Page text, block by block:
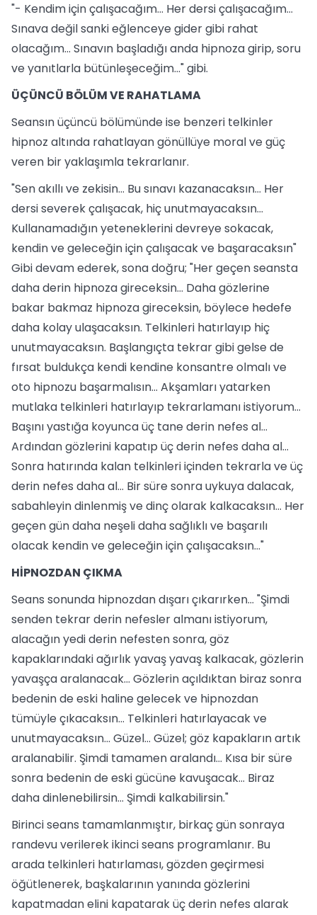
"- Kendim için çalışacağım... Her dersi çalışacağım...
Sınava değil sanki eğlenceye gider gibi rahat
olacağım... Sınavın başladığı anda hipnoza girip, soru
ve yanıtlarla bütünleşeceğim..." gibi.
ÜÇÜNCÜ BÖLÜM VE RAHATLAMA
Seansın üçüncü bölümünde ise benzeri telkinler
hipnoz altında rahatlayan gönüllüye moral ve güç
veren bir yaklaşımla tekrarlanır.
"Sen akıllı ve zekisin... Bu sınavı kazanacaksın... Her
dersi severek çalışacak, hiç unutmayacaksın...
Kullanamadığın yeteneklerini devreye sokacak,
kendin ve geleceğin için çalışacak ve başaracaksın"
Gibi devam ederek, sona doğru; "Her geçen seansta
daha derin hipnoza gireceksin... Daha gözlerine
bakar bakmaz hipnoza gireceksin, böylece hedefe
daha kolay ulaşacaksın. Telkinleri hatırlayıp hiç
unutmayacaksın. Başlangıçta tekrar gibi gelse de
fırsat buldukça kendi kendine konsantre olmalı ve
oto hipnozu başarmalısın... Akşamları yatarken
mutlaka telkinleri hatırlayıp tekrarlamanı istiyorum...
Başını yastığa koyunca üç tane derin nefes al...
Ardından gözlerini kapatıp üç derin nefes daha al...
Sonra hatırında kalan telkinleri içinden tekrarla ve üç
derin nefes daha al... Bir süre sonra uykuya dalacak,
sabahleyin dinlenmiş ve dinç olarak kalkacaksın... Her
geçen gün daha neşeli daha sağlıklı ve başarılı
olacak kendin ve geleceğin için çalışacaksın..."
HİPNOZDAN ÇIKMA
Seans sonunda hipnozdan dışarı çıkarırken... "Şimdi
senden tekrar derin nefesler almanı istiyorum,
alacağın yedi derin nefesten sonra, göz
kapaklarındaki ağırlık yavaş yavaş kalkacak, gözlerin
yavaşça aralanacak... Gözlerin açıldıktan biraz sonra
bedenin de eski haline gelecek ve hipnozdan
tümüyle çıkacaksın... Telkinleri hatırlayacak ve
unutmayacaksın... Güzel... Güzel; göz kapakların artık
aralanabilir. Şimdi tamamen aralandı... Kısa bir süre
sonra bedenin de eski gücüne kavuşacak... Biraz
daha dinlenebilirsin... Şimdi kalkabilirsin."
Birinci seans tamamlanmıştır, birkaç gün sonraya
randevu verilerek ikinci seans programlanır. Bu
arada telkinleri hatırlaması, gözden geçirmesi
öğütlenerek, başkalarının yanında gözlerini
kapatmadan elini kapatarak üç derin nefes alarak